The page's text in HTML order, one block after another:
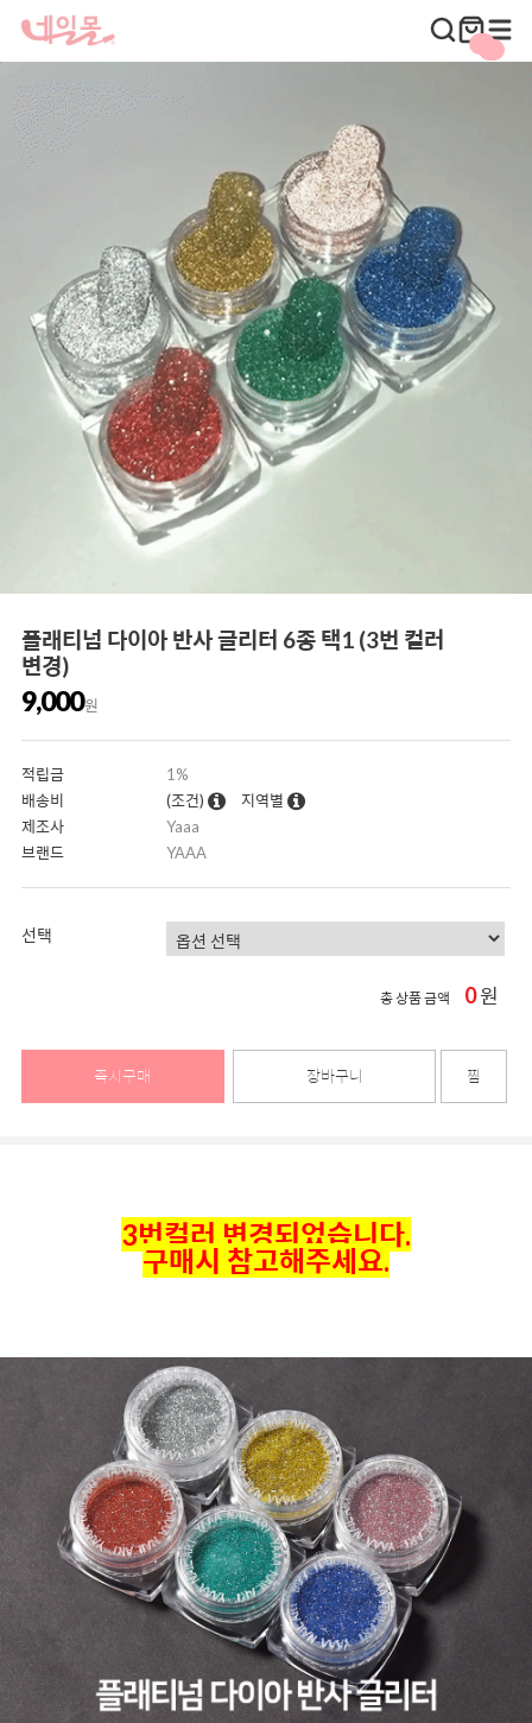
플래티넘 다이아 반사 글리터 6종 택1 (3번 컬러
변경)
9,000원
적립금
1%
배송비
(조건)
지역별
제조사
Yaaa
브랜드
YAAA
선택
총 상품 금액 0원
즉시구매 장바구니 찜
3번컬러 변경되었습니다.
구매시 참고해주세요.